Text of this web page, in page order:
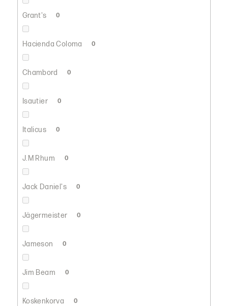
Grant's 0
Hacienda Coloma 0
Chambord 0
Isautier 0
Italicus 0
J.M Rhum 0
Jack Daniel's 0
Jägermeister 0
Jameson 0
Jim Beam 0
Koskenkorva 0